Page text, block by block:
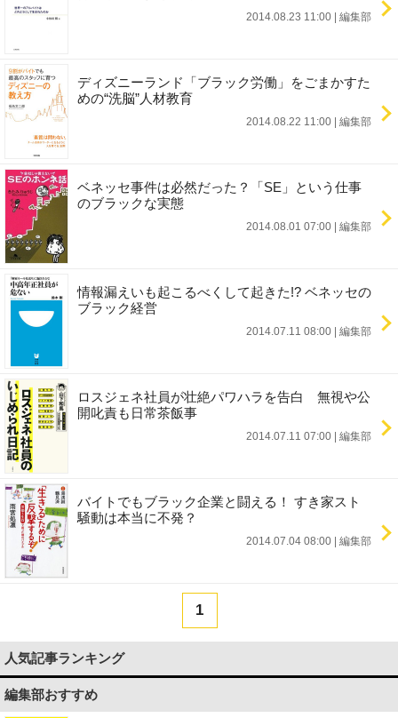
2014.08.23 11:00 編集部
ディズニーランド「ブラック労働」をごまかすた
めの“洗脳”人材教育
2014.08.22 11:00 編集部
ベネッセ事件は必然だった？「SE」という仕事
のブラックな実態
2014.08.01 07:00 編集部
情報漏えいも起こるべくして起きた!? ベネッセの
ブラック経営
2014.07.11 08:00 編集部
ロスジェネ社員が壮絶パワハラを告白 無視や公
開叱責も日常茶飯事
2014.07.11 07:00 編集部
バイトでもブラック企業と闘える！ すき家スト
騒動は本当に不発？
2014.07.04 08:00 編集部
1
人気記事ランキング
編集部おすすめ